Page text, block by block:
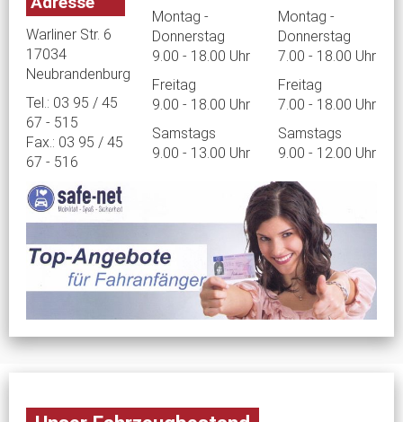
Warliner Str. 6
17034
Neubrandenburg
Tel.: 03 95 / 45
67 - 515
Fax.: 03 95 / 45
67 - 516
Montag -
Donnerstag
9.00 - 18.00 Uhr
Freitag
9.00 - 18.00 Uhr
Samstags
9.00 - 13.00 Uhr
Montag -
Donnerstag
7.00 - 18.00 Uhr
Freitag
7.00 - 18.00 Uhr
Samstags
9.00 - 12.00 Uhr